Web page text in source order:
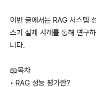
이번 글에서는 RAG 시스템
스가 실제 사례를 통해 연구
니다.
📖목차
• RAG 성능 평가란?